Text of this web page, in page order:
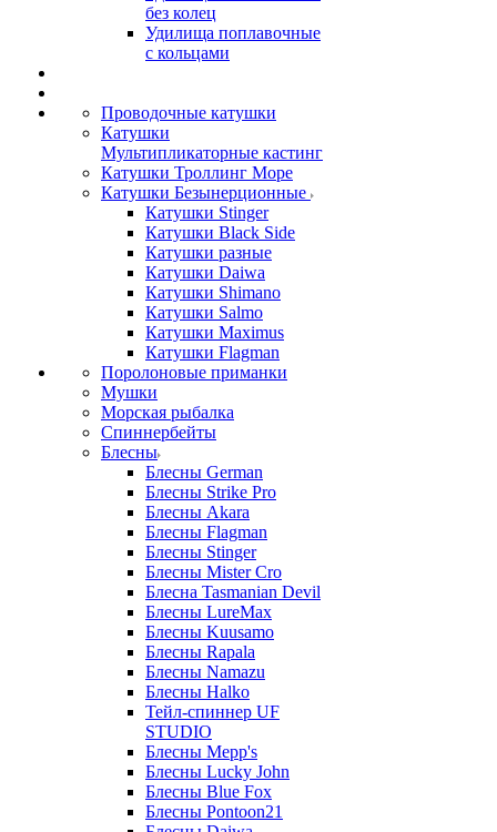
без колец
Удилища поплавочные
с кольцами
Проводочные катушки
Катушки
Мультипликаторные кастинг
Катушки Троллинг Море
Катушки Безынерционные
Катушки Stinger
Катушки Black Side
Катушки разные
Катушки Daiwa
Катушки Shimano
Катушки Salmo
Катушки Maximus
Катушки Flagman
Поролоновые приманки
Мушки
Морская рыбалка
Спиннербейты
Блесны
Блесны German
Блесны Strike Pro
Блесны Akara
Блесны Flagman
Блесны Stinger
Блесны Mister Cro
Блесна Tasmanian Devil
Блесны LureMax
Блесны Kuusamo
Блесны Rapala
Блесны Namazu
Блесны Halko
Тейл-спиннер UF
STUDIO
Блесны Mepp's
Блесны Lucky John
Блесны Blue Fox
Блесны Pontoon21